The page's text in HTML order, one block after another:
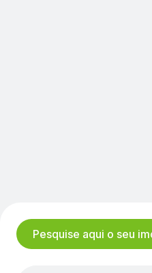
Pesquise aqui o seu